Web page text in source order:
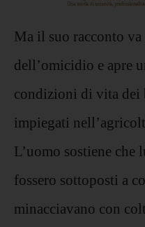
Ma il suo racconto
dell’omicidio e apre
condizioni di vita dei
impiegati
L’uomo sostiene che
fossero sottoposti a
minacciavano con